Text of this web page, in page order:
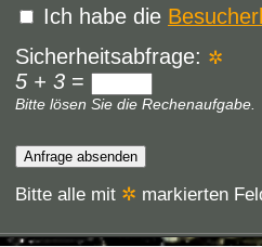
Ich habe die
Sicherheitsabfrage: ✲
5 + 3 =
Bitte lösen Sie die Rechenaufgabe.
Bitte alle mit ✲ markierten